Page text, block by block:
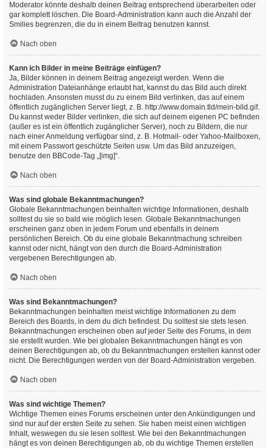
Moderator könnte deshalb deinen Beitrag entsprechend überarbeiten oder
gar komplett löschen. Die Board-Administration kann auch die Anzahl der
Smilies begrenzen, die du in einem Beitrag benutzen kannst.
Nach oben
Kann ich Bilder in meine Beiträge einfügen?
Ja, Bilder können in deinem Beitrag angezeigt werden. Wenn die
Administration Dateianhänge erlaubt hat, kannst du das Bild auch direkt
hochladen. Ansonsten musst du zu einem Bild verlinken, das auf einem
öffentlich zugänglichen Server liegt, z. B. http://www.domain.tld/mein-bild.gif.
Du kannst weder Bilder verlinken, die sich auf deinem eigenen PC befinden
(außer es ist ein öffentlich zugänglicher Server), noch zu Bildern, die nur
nach einer Anmeldung verfügbar sind, z. B. Hotmail- oder Yahoo-Mailboxen,
mit einem Passwort geschützte Seiten usw. Um das Bild anzuzeigen,
benutze den BBCode-Tag „[img]“.
Nach oben
Was sind globale Bekanntmachungen?
Globale Bekanntmachungen beinhalten wichtige Informationen, deshalb
solltest du sie so bald wie möglich lesen. Globale Bekanntmachungen
erscheinen ganz oben in jedem Forum und ebenfalls in deinem
persönlichen Bereich. Ob du eine globale Bekanntmachung schreiben
kannst oder nicht, hängt von den durch die Board-Administration
vergebenen Berechtigungen ab.
Nach oben
Was sind Bekanntmachungen?
Bekanntmachungen beinhalten meist wichtige Informationen zu dem
Bereich des Boards, in dem du dich befindest. Du solltest sie stets lesen.
Bekanntmachungen erscheinen oben auf jeder Seite des Forums, in dem
sie erstellt wurden. Wie bei globalen Bekanntmachungen hängt es von
deinen Berechtigungen ab, ob du Bekanntmachungen erstellen kannst oder
nicht. Die Berechtigungen werden von der Board-Administration vergeben.
Nach oben
Was sind wichtige Themen?
Wichtige Themen eines Forums erscheinen unter den Ankündigungen und
sind nur auf der ersten Seite zu sehen. Sie haben meist einen wichtigen
Inhalt, weswegen du sie lesen solltest. Wie bei den Bekanntmachungen
hängt es von deinen Berechtigungen ab, ob du wichtige Themen erstellen